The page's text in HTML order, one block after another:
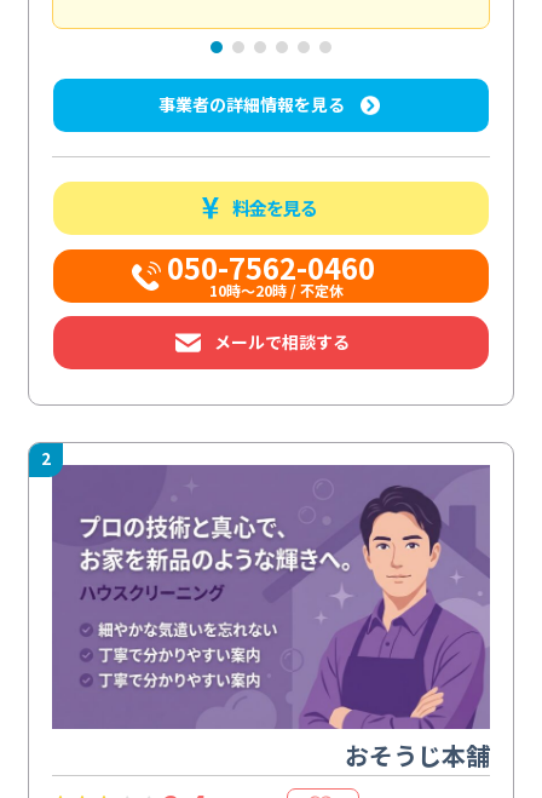
事業者の詳細情報を見る
料金を見る
050-7562-0460
10時～20時 / 不定休
メールで相談する
2
おそうじ本舗